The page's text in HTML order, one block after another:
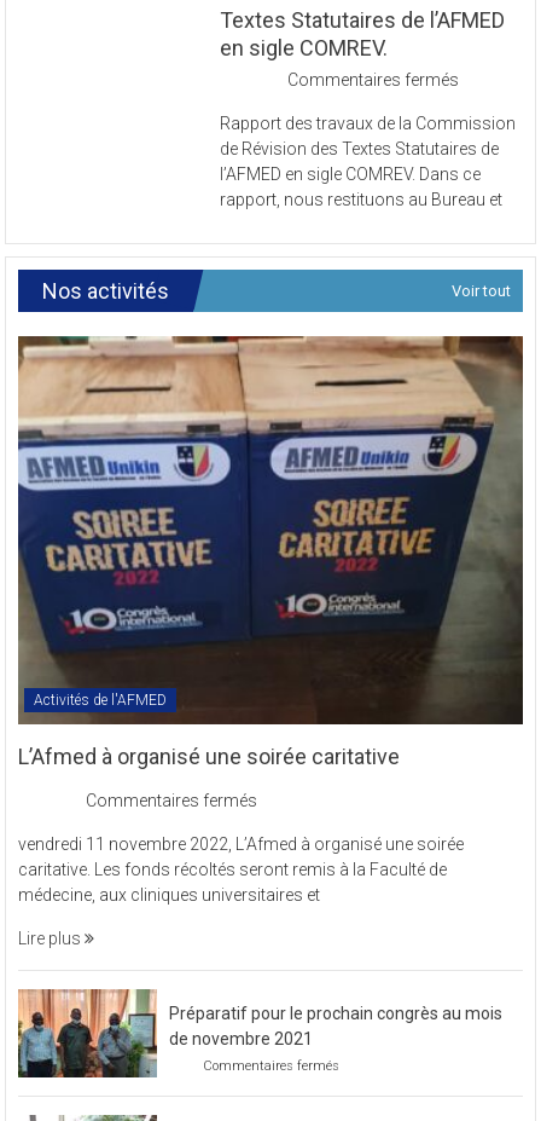
Textes Statutaires de l’AFMED
en sigle COMREV.
Commentaires fermés
des
travaux
de
la
de
Révision
des
Textes
Statutaires
de
l’AFMED
en
sigle
COMREV.
Rapport des travaux de la Commission
de Révision des Textes Statutaires de
l’AFMED en sigle COMREV. Dans ce
rapport, nous restituons au Bureau et
Nos activités Voir tout
Activités de l'AFMED
L’Afmed à organisé une soirée caritative
Commentaires fermés
à
organisé
une
vendredi 11 novembre 2022, L’Afmed à organisé une soirée
caritative. Les fonds récoltés seront remis à la Faculté de
médecine, aux cliniques universitaires et
Lire plus
Préparatif pour le prochain congrès au mois
de novembre 2021
Commentaires fermés